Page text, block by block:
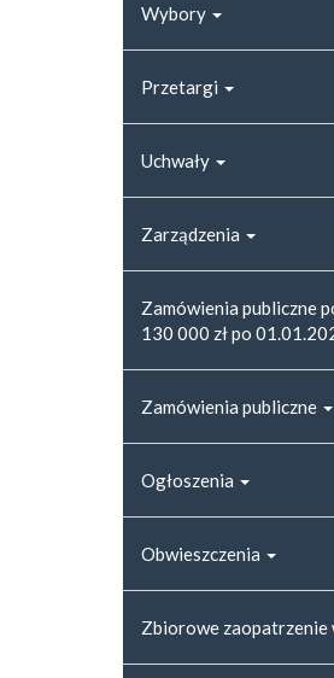
Wybory
Przetargi
Uchwały
Zarządzenia
Zamówienia publiczne
130 000 zł po
Zamówienia publiczne
Ogłoszenia
Obwieszczenia
Zbiorowe zaopatrzenie